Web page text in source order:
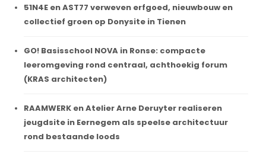
51N4E en AST77 verweven erfgoed, nieuwbouw en
collectief groen op Donysite in Tienen
GO! Basisschool NOVA in Ronse: compacte
leeromgeving rond centraal, achthoekig forum
(KRAS architecten)
RAAMWERK en Atelier Arne Deruyter realiseren
jeugdsite in Eernegem als speelse architectuur
rond bestaande loods